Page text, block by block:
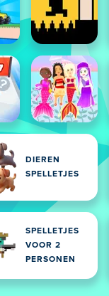
DIEREN
SPELLETJES
SPELLETJES
VOOR 2
PERSONEN